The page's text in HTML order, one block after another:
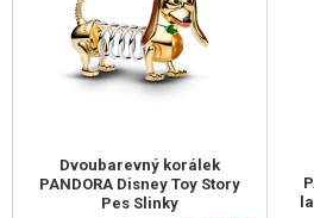
Dvoubarevný korálek
PANDORA Disney Toy Story
Pes Slinky